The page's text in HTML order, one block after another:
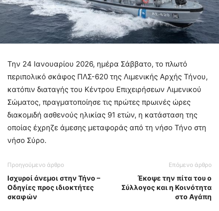
Την 24 Ιανουαρίου 2026, ημέρα Σάββατο, το πλωτό
περιπολικό σκάφος ΠΛΣ-620 της Λιμενικής Αρχής Τήνου,
κατόπιν διαταγής του Κέντρου Επιχειρήσεων Λιμενικού
Σώματος, πραγματοποίησε τις πρώτες πρωινές ώρες
διακομιδή ασθενούς ηλικίας 91 ετών, η κατάσταση της
οποίας έχρηζε άμεσης μεταφοράς από τη νήσο Τήνο στη
νήσο Σύρο.
Προηγούμενο άρθρο
Ισχυροί άνεμοι στην Τήνο –
Οδηγίες προς ιδιοκτήτες
σκαφών
Επόμενο άρθρο
Έκοψε την πίτα του ο
Σύλλογος και η Κοινότητα
στο Αγάπη